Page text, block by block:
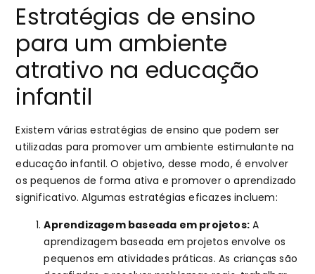
Estratégias de ensino
para um ambiente
atrativo na educação
infantil
Existem várias estratégias de ensino que podem ser
utilizadas para promover um ambiente estimulante na
educação infantil. O objetivo, desse modo, é envolver
os pequenos de forma ativa e promover o aprendizado
significativo. Algumas estratégias eficazes incluem:
Aprendizagem baseada em projetos: A
aprendizagem baseada em projetos envolve os
pequenos em atividades práticas. As crianças são